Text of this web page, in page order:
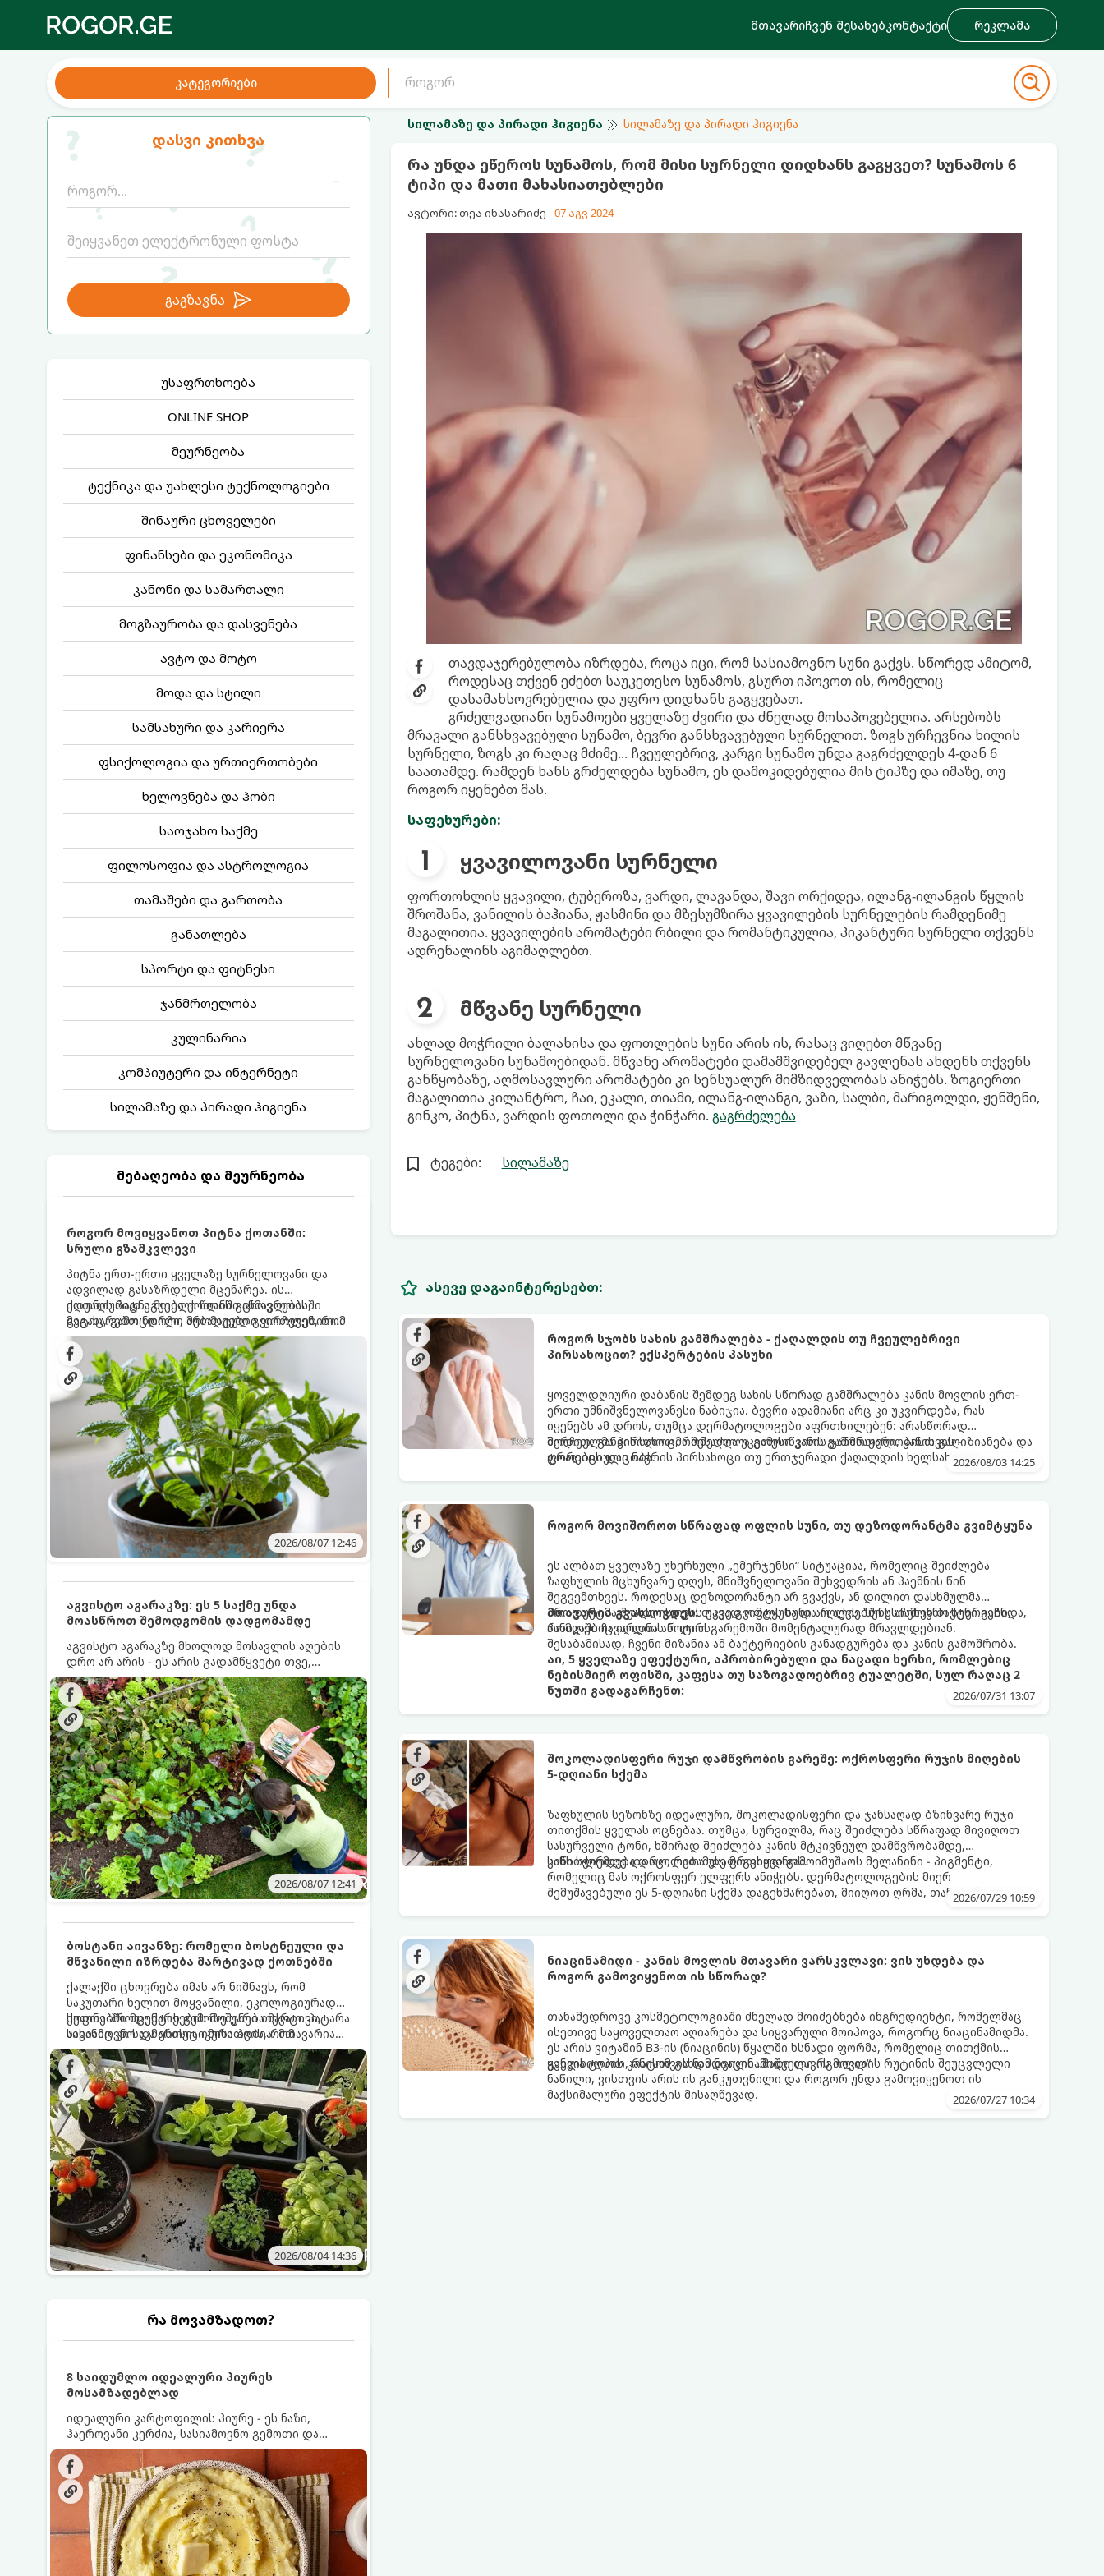
მთავარიჩვენ შესახებკონტაქტი რეკლამა
კატეგორიები
დასვი კითხვა
გაგზავნა
უსაფრთხოება
ONLINE SHOP
მეურნეობა
ტექნიკა და უახლესი ტექნოლოგიები
შინაური ცხოველები
ფინანსები და ეკონომიკა
კანონი და სამართალი
მოგზაურობა და დასვენება
ავტო და მოტო
მოდა და სტილი
სამსახური და კარიერა
ფსიქოლოგია და ურთიერთობები
ხელოვნება და ჰობი
საოჯახო საქმე
ფილოსოფია და ასტროლოგია
თამაშები და გართობა
განათლება
სპორტი და ფიტნესი
ჯანმრთელობა
კულინარია
კომპიუტერი და ინტერნეტი
სილამაზე და პირადი ჰიგიენა
მებაღეობა და მეურნეობა
როგორ მოვიყვანოთ პიტნა ქოთანში:
სრული გზამკვლევი
პიტნა ერთ-ერთი ყველაზე სურნელოვანი და
ადვილად გასაზრდელი მცენარეა. ის
იდეალურად ეგუება ქოთანში ცხოვრებას,
მეტიც, გამოცდილი მებაღეები გვირჩევენ, რომ
პიტნა მხოლოდ ქოთანში მოვიყვანოთ, რადგან
ღია გრუნტში (ბაღში) დარგვისას ის ფესვებით
ძალიან სწრაფად ვრცელდება და სხვა
მცენარეებს ავიწროებს.
ქოთნის პიტნა მთელი წლის განმავლობაში
გაგახარებთ ნორჩი, არომატული ფოთლებით
ჩაის, ლიმონათისა თუ კერძებისთვის.
2026/08/07 12:46
აგვისტო აგარაკზე: ეს 5 საქმე უნდა
მოასწროთ შემოდგომის დადგომამდე
აგვისტო აგარაკზე მხოლოდ მოსავლის აღების
დრო არ არის - ეს არის გადამწყვეტი თვე,
როდესაც საფუძველი ეყრება მომავალი წლის
მოსავალს და ბაღი მზადდება შემოდგომა-
ზამთრის სეზონისთვის. იმისათვის, რომ
ნიადაგმა ენერგია აღიდგინოს, ხოლო
მცენარეებმა ზამთარს გაუძლონ, აგვისტოს
ბოლომდე 5 მნიშვნელოვანი საქმის გაკეთება
უნდა მოასწროთ:
2026/08/07 12:41
ბოსტანი აივანზე: რომელი ბოსტნეული და
მწვანილი იზრდება მარტივად ქოთნებში
ქალაქში ცხოვრება იმას არ ნიშნავს, რომ
საკუთარი ხელით მოყვანილი, ეკოლოგიურად
სუფთა პროდუქტის გემოზე უარი თქვათ. პატარა
აივანიც კი საკმარისია იმისათვის, რომ
მოიწყოთ მინი-ბოსტანი, საიდანაც
ყოველდღიურად ახალ, არომატულ მწვანილსა
და ბოსტნეულს მოკრეფთ.
ქოთნებში მცენარეების მოშენება მარტივი,
სასიამოვნო და ესთეტიკური ჰობია. მთავარია
იცოდეთ, რომელი კულტურები ეგუებიან
ქოთნის პირობებს ყველაზე კარგად და როგორ
მოუაროთ მათ სწორად.
2026/08/04 14:36
რა მოვამზადოთ?
8 საიდუმლო იდეალური პიურეს
მოსამზადებლად
იდეალური კარტოფილის პიურე - ეს ნაზი,
ჰაეროვანი კერძია, სასიამოვნო გემოთი და
ნაღების-მოყვითალო ფერით. მისი მომზადება
ძალიან მარტივია, მაგრამ არსებობს რამდენიმე
საიდუმლო, რომლებიც უნდა იცოდეთ, რომ
პიურე იდეალურად გემრიელი გამოვიდეს.
სილამაზე და პირადი ჰიგიენა სილამაზე და პირადი ჰიგიენა
რა უნდა ეწეროს სუნამოს, რომ მისი სურნელი დიდხანს გაგყვეთ? სუნამოს 6
ტიპი და მათი მახასიათებლები
ავტორი: თეა ინასარიძე 07 აგვ 2024
თავდაჯერებულობა იზრდება, როცა იცი, რომ სასიამოვნო სუნი გაქვს. სწორედ ამიტომ,
როდესაც თქვენ ეძებთ საუკეთესო სუნამოს, გსურთ იპოვოთ ის, რომელიც
დასამახსოვრებელია და უფრო დიდხანს გაგყვებათ.
გრძელვადიანი სუნამოები ყველაზე ძვირი და ძნელად მოსაპოვებელია. არსებობს
მრავალი განსხვავებული სუნამო, ბევრი განსხვავებული სურნელით. ზოგს ურჩევნია ხილის
სურნელი, ზოგს კი რაღაც მძიმე... ჩვეულებრივ, კარგი სუნამო უნდა გაგრძელდეს 4-დან 6
საათამდე. რამდენ ხანს გრძელდება სუნამო, ეს დამოკიდებულია მის ტიპზე და იმაზე, თუ
როგორ იყენებთ მას.
საფეხურები:
ყვავილოვანი სურნელი
ფორთოხლის ყვავილი, ტუბეროზა, ვარდი, ლავანდა, შავი ორქიდეა, ილანგ-ილანგის წყლის
შროშანა, ვანილის ბაჰიანა, ჟასმინი და მზესუმზირა ყვავილების სურნელების რამდენიმე
მაგალითია. ყვავილების არომატები რბილი და რომანტიკულია, პიკანტური სურნელი თქვენს
ადრენალინს აგიმაღლებთ.
მწვანე სურნელი
ახლად მოჭრილი ბალახისა და ფოთლების სუნი არის ის, რასაც ვიღებთ მწვანე
სურნელოვანი სუნამოებიდან. მწვანე არომატები დამამშვიდებელ გავლენას ახდენს თქვენს
განწყობაზე, აღმოსავლური არომატები კი სენსუალურ მიმზიდველობას ანიჭებს. ზოგიერთი
მაგალითია კილანტრო, ჩაი, ეკალი, თიამი, ილანგ-ილანგი, ვაზი, სალბი, მარიგოლდი, ჟენშენი,
გინკო, პიტნა, ვარდის ფოთოლი და ჭინჭარი. გაგრძელება
ტეგები: სილამაზე
ასევე დაგაინტერესებთ:
როგორ სჯობს სახის გამშრალება - ქაღალდის თუ ჩვეულებრივი
პირსახოცით? ექსპერტების პასუხი
ყოველდღიური დაბანის შემდეგ სახის სწორად გამშრალება კანის მოვლის ერთ-
ერთი უმნიშვნელოვანესი ნაბიჯია. ბევრი ადამიანი არც კი უკვირდება, რას
იყენებს ამ დროს, თუმცა დერმატოლოგები აფრთხილებენ: არასწორად
შერჩეულმა პირსახოცმა შესაძლოა გამოიწვიოს გამონაყარი, კანის გაღიზიანება და
ფორების დაცობა.
მოდით, განვიხილოთ, რომელია უკეთესი კანის ჯანმრთელობისთვის -
ტრადიციული ნაჭრის პირსახოცი თუ ერთჯერადი ქაღალდის ხელსახოცი?2026/08/03 14:25
როგორ მოვიშოროთ სწრაფად ოფლის სუნი, თუ დეზოდორანტმა გვიმტყუნა
ეს ალბათ ყველაზე უხერხული „ემერჯენსი“ სიტუაციაა, რომელიც შეიძლება
ზაფხულის მცხუნვარე დღეს, მნიშვნელოვანი შეხვედრის ან პაემნის წინ
შეგვემთხვეს. როდესაც დეზოდორანტი არ გვაქვს, ან დილით დასხმულმა
პროდუქტმა შუადღისთვის უკვე გვიმტყუნა და იღლიებში უსიამოვნო სუნი გაჩნდა,
პანიკაში ჩავარდნა არ ღირს.
მთავარია გვახსოვდეს:თავად ოფლს სუნი არ აქვს. სუნს აჩენენ ბაქტერიები,
რომლებიც იღლიის ნოტიო გარემოში მომენტალურად მრავლდებიან.
შესაბამისად, ჩვენი მიზანია ამ ბაქტერიების განადგურება და კანის გამოშრობა.
აი, 5 ყველაზე ეფექტური, აპრობირებული და ნაცადი ხერხი, რომლებიც
ნებისმიერ ოფისში, კაფესა თუ საზოგადოებრივ ტუალეტში, სულ რაღაც 2
წუთში გადაგარჩენთ:
2026/07/31 13:07
შოკოლადისფერი რუჯი დამწვრობის გარეშე: ოქროსფერი რუჯის მიღების
5-დღიანი სქემა
ზაფხულის სეზონზე იდეალური, შოკოლადისფერი და ჯანსაღად ბზინვარე რუჯი
თითქმის ყველას ოცნებაა. თუმცა, სურვილმა, რაც შეიძლება სწრაფად მივიღოთ
სასურველი ტონი, ხშირად შეიძლება კანის მტკივნეულ დამწვრობამდე,
სიწითლემდე და აცილებამდე მიგვიყვანოს.
კანს სჭირდება დრო, რათა უსაფრთხოდ გამოიმუშაოს მელანინი - პიგმენტი,
რომელიც მას ოქროსფერ ელფერს ანიჭებს. დერმატოლოგების მიერ
შემუშავებული ეს 5-დღიანი სქემა დაგეხმარებათ, მიიღოთ ღრმა, თანაბარი და
2026/07/29 10:59
ნიაცინამიდი - კანის მოვლის მთავარი ვარსკვლავი: ვის უხდება და
როგორ გამოვიყენოთ ის სწორად?
თანამედროვე კოსმეტოლოგიაში ძნელად მოიძებნება ინგრედიენტი, რომელმაც
ისეთივე საყოველთაო აღიარება და სიყვარული მოიპოვა, როგორც ნიაცინამიდმა.
ეს არის ვიტამინ B3-ის (ნიაცინის) წყალში ხსნადი ფორმა, რომელიც თითქმის
ყველა ტიპის კანისთვის ნამდვილი „მაშველი რგოლია“.
განვიხილოთ, რატომ გახდა ნიაცინამიდი თავის მოვლის რუტინის შეუცვლელი
ნაწილი, ვისთვის არის ის განკუთვნილი და როგორ უნდა გამოვიყენოთ ის
მაქსიმალური ეფექტის მისაღწევად.
2026/07/27 10:34